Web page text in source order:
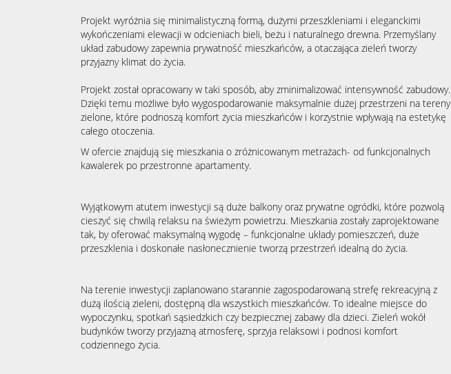
Projekt wyróżnia się minimalistyczną formą, dużymi przeszkleniami i eleganckimi
wykończeniami elewacji w odcieniach bieli, beżu i naturalnego drewna. Przemyślany
układ zabudowy zapewnia prywatność mieszkańców, a otaczająca zieleń tworzy
przyjazny klimat do życia.
Projekt został opracowany w taki sposób, aby zminimalizować intensywność zabudowy.
Dzięki temu możliwe było wygospodarowanie maksymalnie dużej przestrzeni na tereny
zielone, które podnoszą komfort życia mieszkańców i korzystnie wpływają na estetykę
całego otoczenia.
W ofercie znajdują się mieszkania o zróżnicowanym metrażach- od funkcjonalnych
kawalerek po przestronne apartamenty.
Wyjątkowym atutem inwestycji są duże balkony oraz prywatne ogródki, które pozwolą
cieszyć się chwilą relaksu na świeżym powietrzu. Mieszkania zostały zaprojektowane
tak, by oferować maksymalną wygodę – funkcjonalne układy pomieszczeń, duże
przeszklenia i doskonałe nasłonecznienie tworzą przestrzeń idealną do życia.
Na terenie inwestycji zaplanowano starannie zagospodarowaną strefę rekreacyjną z
dużą ilością zieleni, dostępną dla wszystkich mieszkańców. To idealne miejsce do
wypoczynku, spotkań sąsiedzkich czy bezpiecznej zabawy dla dzieci. Zieleń wokół
budynków tworzy przyjazną atmosferę, sprzyja relaksowi i podnosi komfort
codziennego życia.